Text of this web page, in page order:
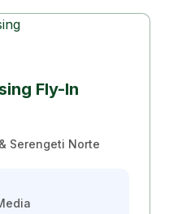
Fly-In
Serengeti Norte